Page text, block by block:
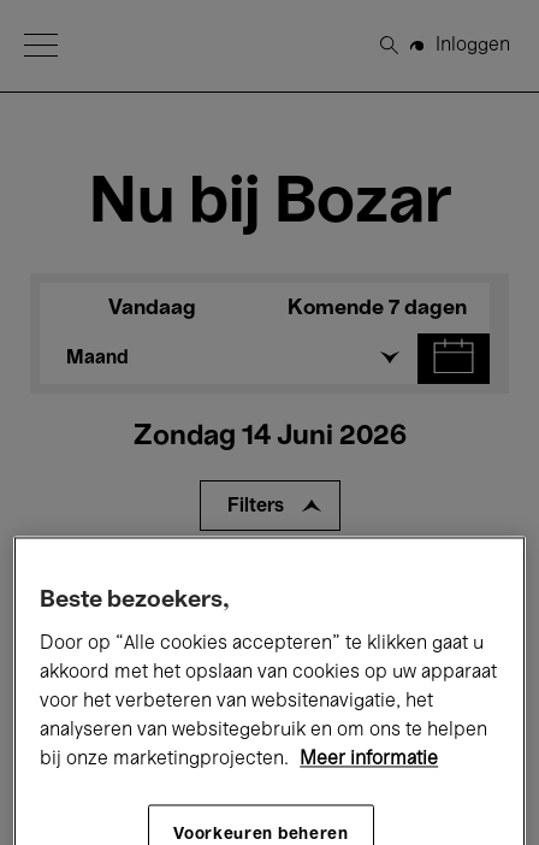
Open Menu
Zoeken
Inloggen
Nu bij Bozar
Vandaag Komende 7 dagen
Maand
Zondag 14 Juni 2026
Filters
Tentoonstellingen Films
Performances Lezingen & Debatten
Jazz Klassieke Muziek Global Music
Elektronische Muziek
Beste bezoekers,
Door op “Alle cookies accepteren” te klikken gaat u
akkoord met het opslaan van cookies op uw apparaat
voor het verbeteren van websitenavigatie, het
analyseren van websitegebruik en om ons te helpen
bij onze marketingprojecten.
Meer informatie
Voorkeuren beheren